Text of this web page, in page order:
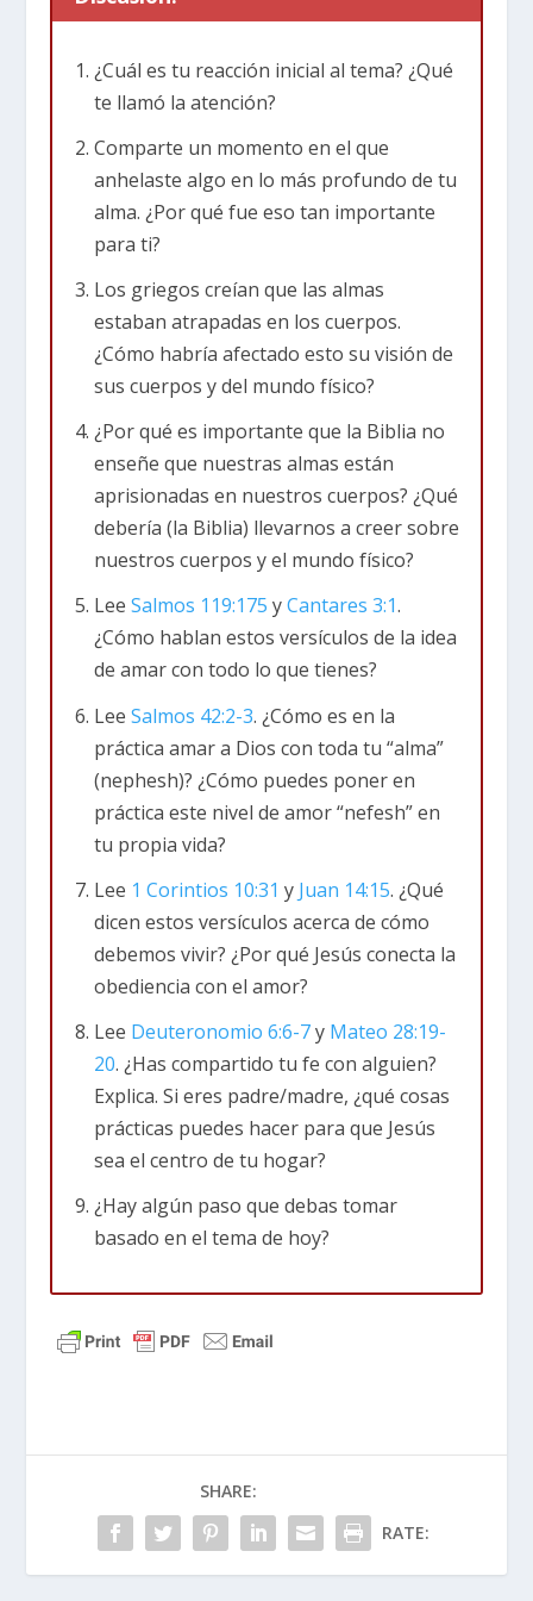
Señores nuestro Dios, solamente el Señor.
Amaal Señor tu Dios con todo tu
toda tu
alma (nephesh)y con todas tus
En esta parte de la serie, veremos cómo esta
oración nos llama a amar a Dios. Usa tres
somos. La semana pasada analizamos la
palabra “corazón”. Hoy seguimos con la palabra
“alma”. La palabra es “nephesh” en hebreo, el
idioma del Antiguo Testamento.
Tu alma es la esencia de quién eres
La semana pasada vimos que el “corazón” es tu
persona interior. No se refiere sólo a tus
interior: lo que podríamos llamar mente,
voluntad y emociones. Esta semana, la palabra
“alma” se refiere a la persona en su totalidad.
Hay cierta superposición entre estas palabras.
En español tenemos muchas palabras para
nuestra realidad interior y todas comparten un
significado común. Lo mismo ocurre con las
palabras hebreas que estamos explorando.
En español, el alma es la esencia inmaterial de
un ser humano, la parte que sobrevive después
de la muerte. Pero esa idea es ajena a los
autores del Antiguo Testamento. Bíblicamente,
la gente NO TIENE alma; SON un alma. En otras
palabras, no es lo que tenemos (“tengo un
alma”) sino es lo que somos (“soy un alma”). En
hebreo, “nephesh” es un ser físico que vive y
respira. De hecho, esta palabra suele ser sólo
un sinónimo de las palabras “yo”, “a mi”.
vivir para que pueda
Literalmente, esto se traduce a: Deja que mi
interior de sí mismo, sino todo su ser. Él está
diciendo: “Toda mi persona, mi yo interior y
exterior, ofrece alabanzas a Dios”. Entonces,
“alma” en la Biblia significa toda tu vida, tu
¿Cuál es tu reacción inicial al tema? ¿Qué
te llamó la atención?
Comparte un momento en el que
anhelaste algo en lo más profundo de tu
alma. ¿Por qué fue eso tan importante
para ti?
Los griegos creían que las almas
estaban atrapadas en los cuerpos.
¿Cómo habría afectado esto su visión de
sus cuerpos y del mundo físico?
¿Por qué es importante que la Biblia no
enseñe que nuestras almas están
aprisionadas en nuestros cuerpos? ¿Qué
debería (la Biblia) llevarnos a creer sobre
nuestros cuerpos y el mundo físico?
Lee Salmos 119:175 yCantares 3:1.
¿Cómo hablan estos versículos de la idea
de amar con todo lo que tienes?
Lee Salmos 42:2-3. ¿Cómo es en la
práctica amar a Dios con toda tu “alma”
(nephesh)? ¿Cómo puedes poner en
práctica este nivel de amor “nefesh” en
tu propia vida?
Lee 1 Corintios 10:31 y Juan 14:15. ¿Qué
dicen estos versículos acerca de cómo
debemos vivir? ¿Por qué Jesús conecta la
obediencia con el amor?
Lee Deuteronomio 6:6-7y Mateo 28:19-
20. ¿Has compartido tu fe con alguien?
Explica. Si eres padre/madre, ¿qué cosas
prácticas puedes hacer para que Jesús
sea el centro de tu hogar?
¿Hay algún paso que debas tomar
basado en el tema de hoy?
SHARE:
RATE: